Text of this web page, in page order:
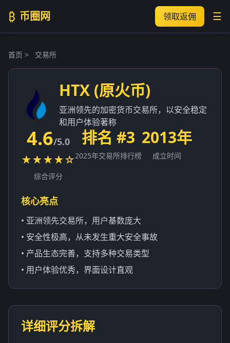
₿ 币圈网 领取返佣 ☰
首页 > 交易所
HTX (原火币)
亚洲领先的加密货币交易所，以安全稳定
和用户体验著称
4.6/5.0
★★★★☆
综合评分
排名 #3
2025年交易所排行榜
2013年
成立时间
核心亮点
• 亚洲领先交易所，用户基数庞大
• 安全性极高，从未发生重大安全事故
• 产品生态完善，支持多种交易类型
• 用户体验优秀，界面设计直观
详细评分拆解